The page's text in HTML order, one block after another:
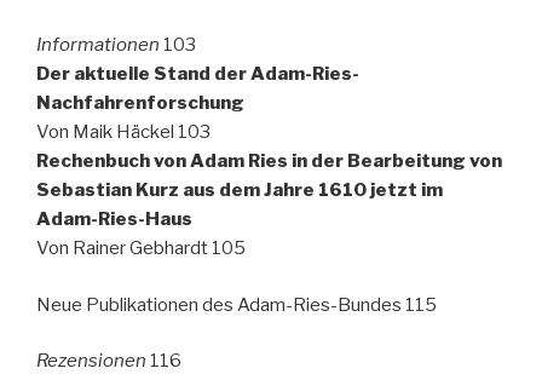
Informationen 103
Der aktuelle Stand der Adam-Ries-
Nachfahrenforschung
Von Maik Häckel 103
Rechenbuch von Adam Ries in der Bearbeitung von
Sebastian Kurz aus dem Jahre 1610 jetzt im
Adam-Ries-Haus
Von Rainer Gebhardt 105
Neue Publikationen des Adam-Ries-Bundes 115
Rezensionen 116